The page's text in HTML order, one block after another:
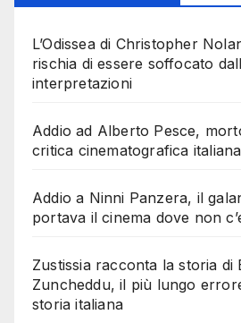
L’Odissea di Christopher
rischia di essere soffocato
interpretazioni
Addio ad Alberto Pesce,
critica cinematografica
Addio a Ninni Panzera, il
portava il cinema dove non
Zustissia racconta la storia di
Zuncheddu, il più lungo
storia italiana